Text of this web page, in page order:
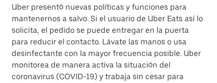
Uber presentó nuevas políticas y funciones para
mantenernos a salvo. Si el usuario de Uber Eats así lo
solicita, el pedido se puede entregar en la puerta
para reducir el contacto. Lávate las manos o usa
desinfectante con la mayor frecuencia posible. Uber
monitorea de manera activa la situación del
coronavirus (COVID-19) y trabaja sin cesar para